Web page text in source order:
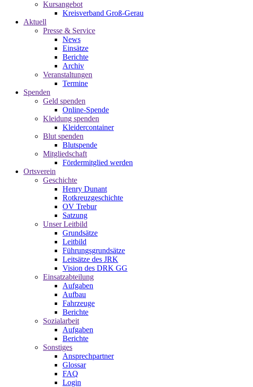
Kursangebot
Kreisverband Groß-Gerau
Aktuell
Presse & Service
News
Einsätze
Berichte
Archiv
Veranstaltungen
Termine
Spenden
Geld spenden
Online-Spende
Kleidung spenden
Kleidercontainer
Blut spenden
Blutspende
Mitgliedschaft
Fördermitglied werden
Ortsverein
Geschichte
Henry Dunant
Rotkreuzgeschichte
OV Trebur
Satzung
Unser Leitbild
Grundsätze
Leitbild
Führungsgrundsätze
Leitsätze des JRK
Vision des DRK GG
Einsatzabteilung
Aufgaben
Aufbau
Fahrzeuge
Berichte
Sozialarbeit
Aufgaben
Berichte
Sonstiges
Ansprechpartner
Glossar
FAQ
Login